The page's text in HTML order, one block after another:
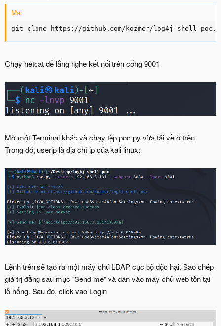
Mã:
git clone https://github.com/kozmer/log4j-shell-
Chạy netcat để lắng nghe kết nối trên cổng 9001
Mở một Terminal khác và chạy tệp poc.py vừa tải về ở trên.
Trong đó, userip là địa chỉ ip của kali linux:
Lệnh trên sẽ tạo ra một máy chủ LDAP cục bộ độc hại. Sao chép
giá trị đằng sau mục "Send me" và dán vào máy chủ web tồn tại
lỗ hổng. Sau đó, click vào Login